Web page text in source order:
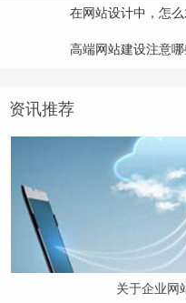
在网站设计中，怎
高端网站建设注意
资讯推荐
关于企业网